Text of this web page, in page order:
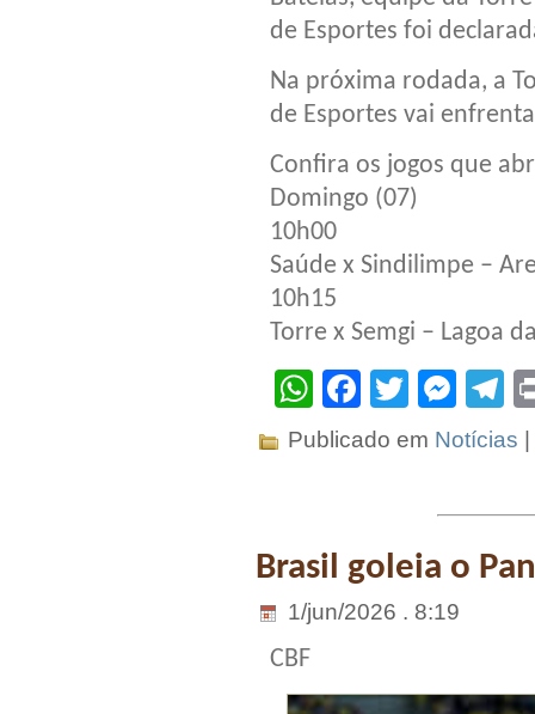
de Esportes foi
Na próxima rodada, a
de Esportes vai
Confira os jogos que
Domingo (07)
10h00
Saúde x Sindilimpe –
10h15
Torre x Semgi – Lagoa
WhatsApp
Facebook
Twitter
Publicado em Notícias
Brasil goleia o
1/jun/2026 . 8:19
CBF